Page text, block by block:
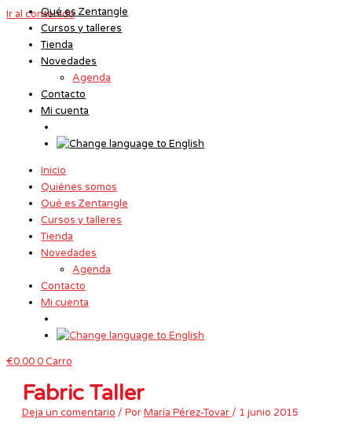
Ir al contenidoQué es Zentangle
Cursos y talleres
Tienda
Novedades
Agenda
Contacto
Mi cuenta
Inicio
Quiénes somos
Qué es Zentangle
Cursos y talleres
Tienda
Novedades
Agenda
Contacto
Mi cuenta
€0.000Carro
Fabric Taller
Deja un comentario / PorMaría Pérez-Tovar/ 1 junio 2015